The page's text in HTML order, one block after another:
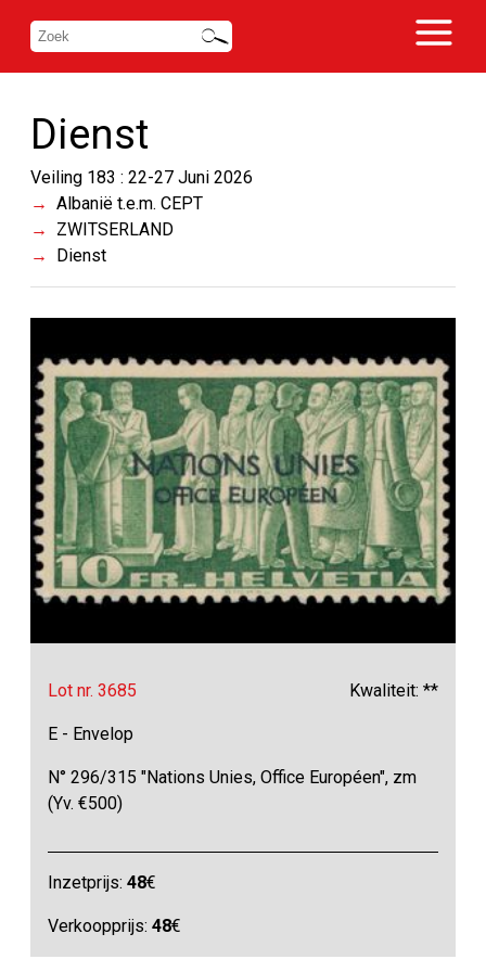
Dienst
Veiling 183 : 22-27 Juni 2026
Albanië t.e.m. CEPT
ZWITSERLAND
Dienst
Lot nr. 3685 Kwaliteit: **
E - Envelop
N° 296/315 "Nations Unies, Office Européen", zm
(Yv. €500)
Inzetprijs:48€
Verkoopprijs:48€